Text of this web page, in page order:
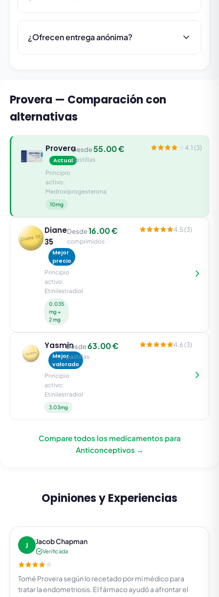
¿Ofrecen entrega anónima?
Provera — Comparación con
alternativas
Provera
Actual
Principio
activo:
Medroxiprogesterona
10mg
Desde55.00 €
pastillas
4.1 (3)
Diane
35
Mejor
precio
Principio
activo:
Etinilestradiol
0.035
mg +
2 mg
Desde16.00 €
comprimidos
4.5 (3)
Yasmin
Mejor
valorado
Principio
activo:
Etinilestradiol
3.03mg
Desde63.00 €
pastillas
4.6 (3)
Compare todos los medicamentos para
Anticonceptivos →
Opiniones y Experiencias
J Jacob Chapman
Verificada
Tomé Provera según lo recetado por mi médico para
tratar la endometriosis. El fármaco ayudó a afrontar el